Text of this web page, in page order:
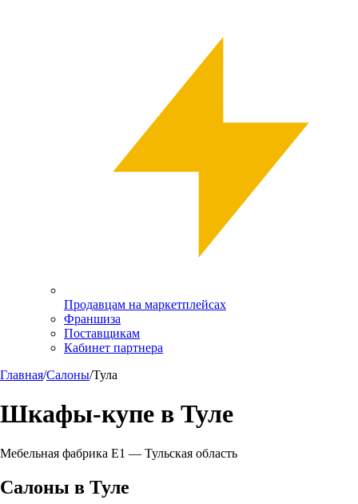
Продавцам на маркетплейсах
Франшиза
Поставщикам
Кабинет партнера
Главная/Салоны/Тула
Шкафы-купе в Туле
Мебельная фабрика Е1 — Тульская область
Салоны в Туле